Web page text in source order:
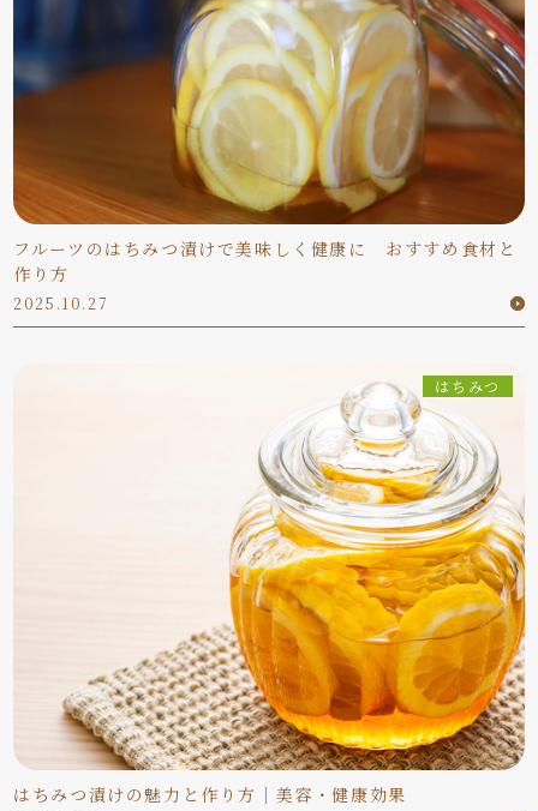
フルーツのはちみつ漬けで美味しく健康に おすすめ食材と
作り方
2025.10.27
はちみつ
はちみつ漬けの魅力と作り方｜美容・健康効果